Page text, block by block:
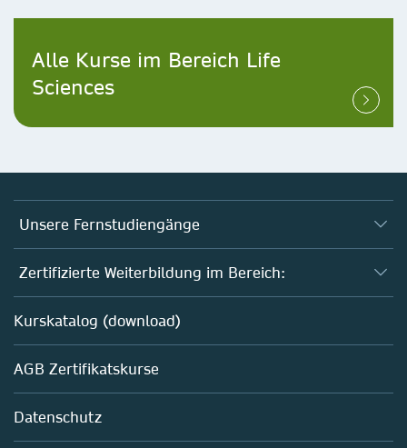
Alle Kurse im Bereich Life
Sciences
Unsere Fernstudiengänge
Fernstudium Biologie
Fernstudium B. Sc. Chemie
Fernstudium M. Sc. Biotechnologie
Zertifizierte Weiterbildung im Bereich:
AZAV-geförderte Weiterbildungskurse
Biotechnologie
Chemie
Kurskatalog (download)
AGB Zertifikatskurse
Datenschutz